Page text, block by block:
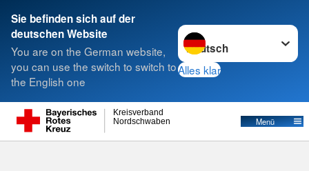
Sie befinden sich auf der
deutschen Website
You are on the German website,
you can use the switch to switch to
the English one
Sprache wechseln zu
Alles klar
Nordschwaben
Kreisverband
Menü
Suche